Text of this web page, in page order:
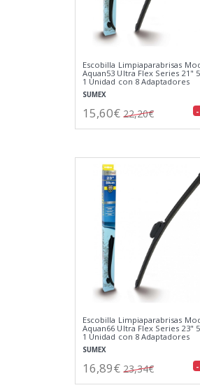
Escobilla Limpiaparabrisas
Aquan53 Ultra Flex Series 21"
1 Unidad con 8 Adaptadores
SUMEX
15,60€ 22,20€
Escobilla Limpiaparabrisas
Aquan66 Ultra Flex Series 23"
1 Unidad con 8 Adaptadores
SUMEX
16,89€ 23,34€